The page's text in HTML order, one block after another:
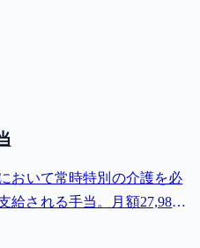
おいて常時特別の介護を必
給される手当。月額27,980